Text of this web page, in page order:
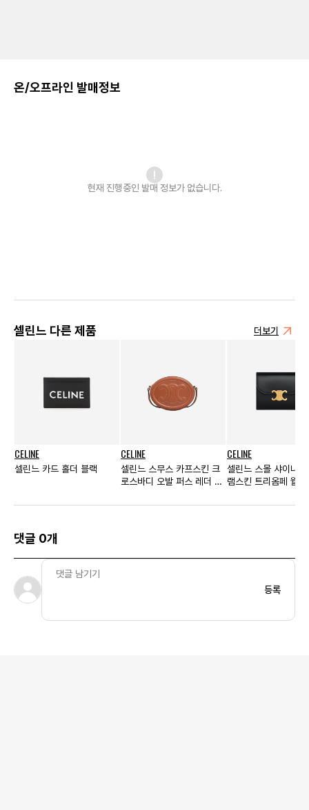
온/오프라인 발매정보
현재 진행중인 발매 정보가 없습니다.
셀린느 다른 제품 더보기
CELINE
셀린느 카드 홀더 블랙
CELINE
셀린느 스무스 카프스킨 크
로스바디 오발 퍼스 레더 트
CELINE
셀린느 스몰 샤이니
램스킨 트리옴페 월
댓글 0개
등록